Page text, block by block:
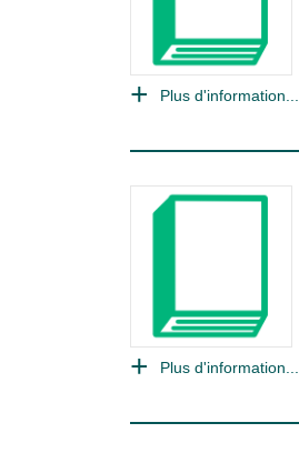
Plus d'information...
Plus d'information...